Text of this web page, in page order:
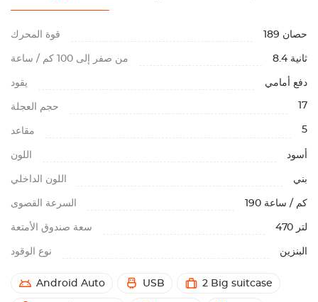
قوة المحرك 189 حصان
من صفر إلى 100 كم / ساعة 8.4 ثانية
يقود دفع أمامي
حجم العجلة 17
مقاعد 5
اللون أسود
اللون الداخلي بني
السرعة القصوى 190 كم / ساعة
سعة صندوق الأمتعة 470 لتر
نوع الوقود البنزين
Android Auto USB 2 Big suitcase